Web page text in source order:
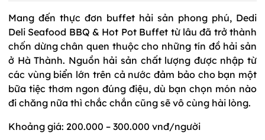
Mang đến thực đơn buffet hải sản phong phú, Dedi
Deli Seafood BBQ & Hot Pot Buffet từ lâu đã trở thành
chốn dừng chân quen thuộc cho những tín đồ hải sản
ở Hà Thành. Nguồn hải sản chất lượng được nhập từ
các vùng biển lớn trên cả nước đảm bảo cho bạn một
bữa tiệc thơm ngon đúng điệu, dù bạn chọn món nào
đi chăng nữa thì chắc chắn cũng sẽ vô cùng hài lòng.
Khoảng giá: 200.000 – 300.000 vnđ/người